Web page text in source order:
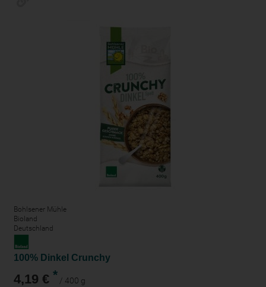
Bohlsener Mühle
Bioland
Deutschland
100% Dinkel Crunchy
4,19 € * / 400 g